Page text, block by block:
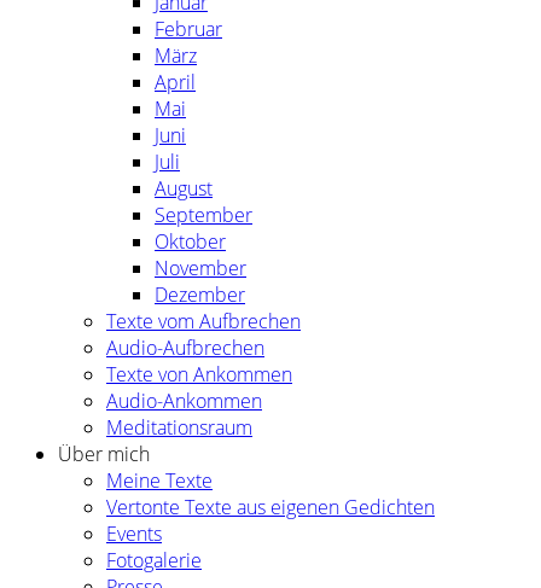
Februar
März
April
Mai
Juni
Juli
August
September
Oktober
November
Dezember
Texte vom Aufbrechen
Audio-Aufbrechen
Texte von Ankommen
Audio-Ankommen
Meditationsraum
Über mich
Meine Texte
Vertonte Texte aus eigenen Gedichten
Events
Fotogalerie